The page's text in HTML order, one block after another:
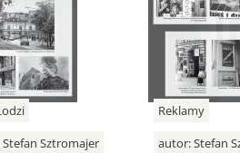
Stefan Sztromajer
Reklamy
autor:Stefan